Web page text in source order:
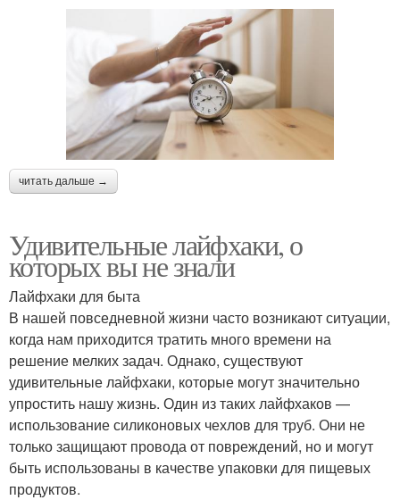
читать дальше →
Удивительные лайфхаки, о
которых вы не знали
Лайфхаки для быта
В нашей повседневной жизни часто возникают ситуации,
когда нам приходится тратить много времени на
решение мелких задач. Однако, существуют
удивительные лайфхаки, которые могут значительно
упростить нашу жизнь. Один из таких лайфхаков —
использование силиконовых чехлов для труб. Они не
только защищают провода от повреждений, но и могут
быть использованы в качестве упаковки для пищевых
продуктов.